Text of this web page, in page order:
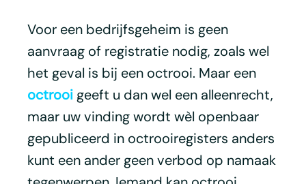
Voor een bedrijfsgeheim is geen
aanvraag of registratie nodig, zoals wel
het geval is bij een octrooi. Maar een
octrooi geeft u dan wel een alleenrecht,
maar uw vinding wordt wèl openbaar
gepubliceerd in octrooiregisters anders
kunt een ander geen verbod op namaak